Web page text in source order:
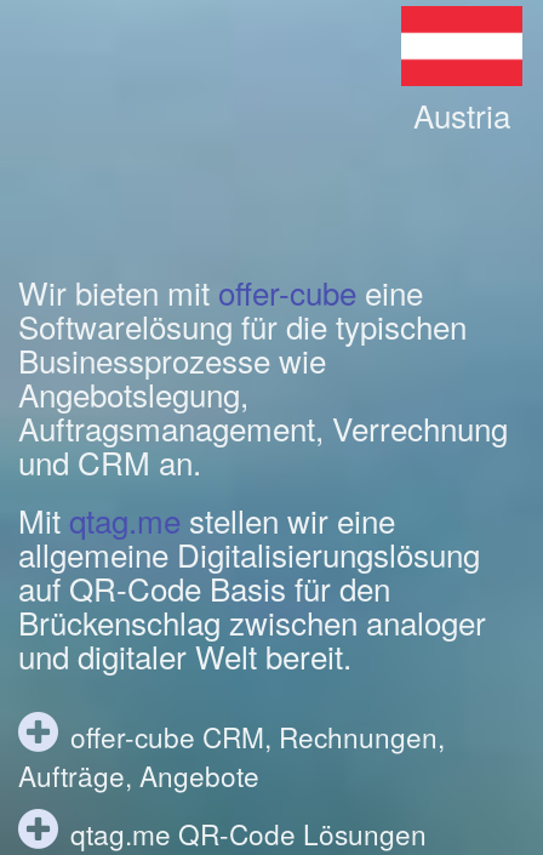
Austria
Wir bieten mit offer-cube eine
Softwarelösung für die typischen
Businessprozesse wie
Angebotslegung,
Auftragsmanagement, Verrechnung
und CRM an.
Mit qtag.me stellen wir eine
allgemeine Digitalisierungslösung
auf QR-Code Basis für den
Brückenschlag zwischen analoger
und digitaler Welt bereit.
offer-cube CRM, Rechnungen,
Aufträge, Angebote
qtag.me QR-Code Lösungen